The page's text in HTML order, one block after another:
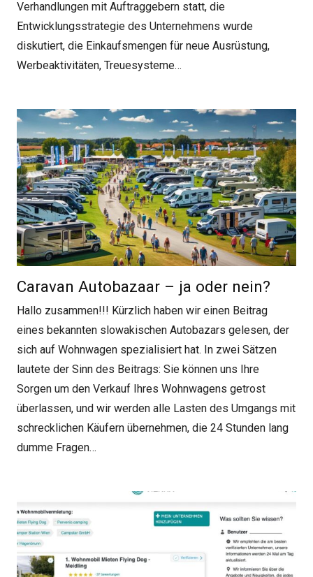
Verhandlungen mit Auftraggebern statt, die
Entwicklungsstrategie des Unternehmens wurde
diskutiert, die Einkaufsmengen für neue Ausrüstung,
Werbeaktivitäten, Treuesysteme…
Caravan Autobazaar – ja oder nein?
Hallo zusammen!!! Kürzlich haben wir einen Beitrag
eines bekannten slowakischen Autobazars gelesen, der
sich auf Wohnwagen spezialisiert hat. In zwei Sätzen
lautete der Sinn des Beitrags: Sie können uns Ihre
Sorgen um den Verkauf Ihres Wohnwagens getrost
überlassen, und wir werden alle Lasten des Umgangs mit
schrecklichen Käufern übernehmen, die 24 Stunden lang
dumme Fragen…